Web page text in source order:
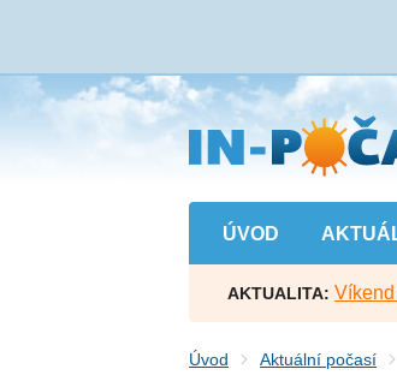
Přejít
na
hlavní
obsah
ÚVOD
AKTUALITA:
Úvod Aktuální počasí